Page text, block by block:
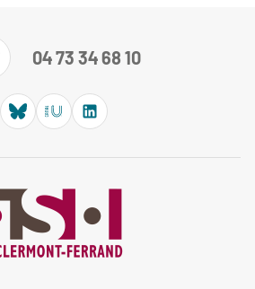
04 73 34 68 10